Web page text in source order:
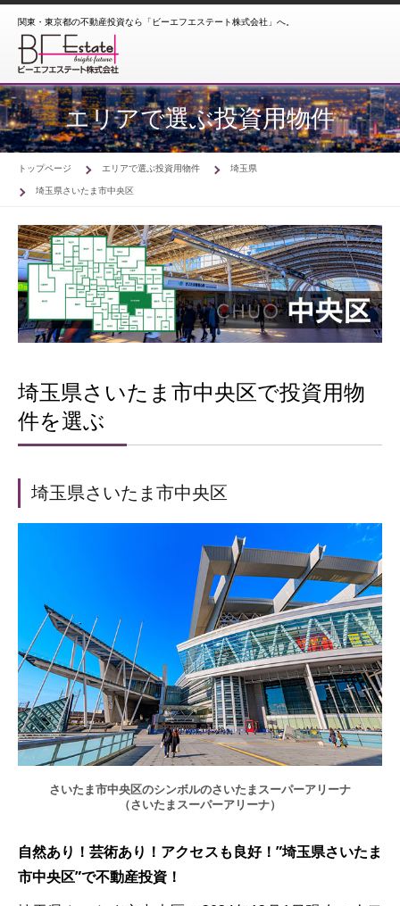
関東・東京都の不動産投資なら「ビーエフエステート株式会社」へ。
エリアで選ぶ投資用物件
トップページ エリアで選ぶ投資用物件
埼玉県
埼玉県さいたま市中央区
埼玉県さいたま市中央区で投資用物
件を選ぶ
埼玉県さいたま市中央区
さいたま市中央区のシンボルのさいたまスーパーアリーナ
（さいたまスーパーアリーナ）
自然あり！芸術あり！アクセスも良好！”埼玉県さいたま
市中央区”で不動産投資！